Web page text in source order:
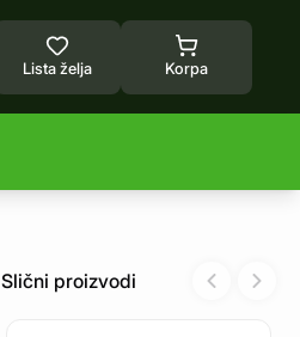
Lista želja Korpa
Slični proizvodi Previous
Next